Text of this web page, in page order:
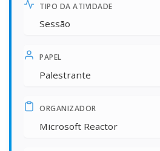
TIPO DA ATIVIDADE
Sessão
PAPEL
Palestrante
ORGANIZADOR
Microsoft Reactor